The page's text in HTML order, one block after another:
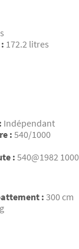
172.2 litres
Indépendant
: 540/1000
: 540@1982
:300 cm